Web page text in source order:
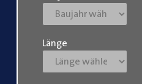
Länge